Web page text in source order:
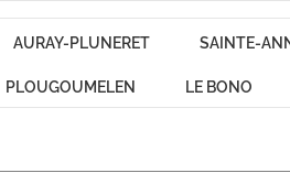
AURAY-PLUNERET SAINTE-
PLOUGOUMELEN LE BONO